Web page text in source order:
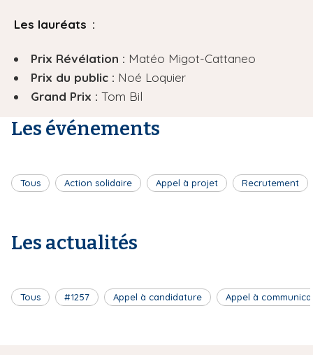
Les lauréats :
Prix Révélation : Matéo Migot-Cattaneo
Prix du public : Noé Loquier
Grand Prix : Tom Bil
Les événements
Tous Action solidaire Appel à projet Recrutement
Les actualités
Tous #1257 Appel à candidature Appel à